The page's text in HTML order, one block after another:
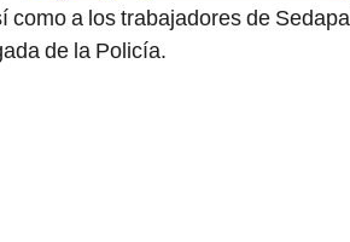
como a los trabajadores de
de la Policía.